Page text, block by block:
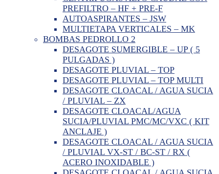
PREFILTRO – HF + PRE-F
AUTOASPIRANTES – JSW
MULTIETAPA VERTICALES – MK
BOMBAS PEDROLLO 2
DESAGOTE SUMERGIBLE – UP ( 5
PULGADAS )
DESAGOTE PLUVIAL – TOP
DESAGOTE PLUVIAL – TOP MULTI
DESAGOTE CLOACAL / AGUA SUCIA
/ PLUVIAL – ZX
DESAGOTE CLOACAL/AGUA
SUCIA/PLUVIAL PMC/MC/VXC ( KIT
ANCLAJE )
DESAGOTE CLOACAL / AGUA SUCIA
/ PLUVIAL VX-ST / BC-ST / RX (
ACERO INOXIDABLE )